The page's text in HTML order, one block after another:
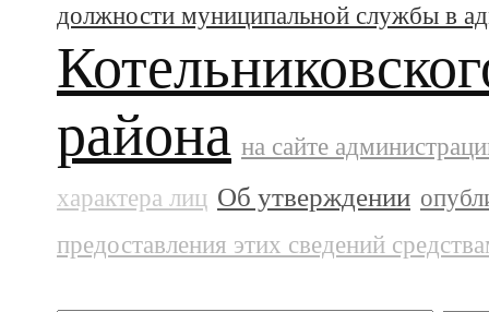
должности муниципальной службы в
района на сайте
характера лиц Об утверждении
предоставления этих сведений